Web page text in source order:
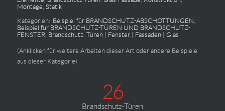
Montage Statik
Kategorien: Beispiel für BRANDSCHUTZ-ABSCHOTTUNGEN
Beispiel für BRANDSCHUTZ-TÜREN UND BRANDSCHUTZ-
FENSTER Brandschutz, Türen | Fenster | Fassaden | Glas
(Anklicken für weitere Arbeiten dieser Art oder andere Beispiele
aus dieser Kategorie)
26
Brandschutz-Türen